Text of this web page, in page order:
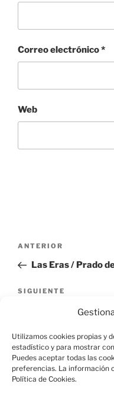
Utilizamos cookies propias y
estadístico y para mostrar
Puedes aceptar todas las
preferencias. La información
Política de Cookies.
Correo electrónico*
Web
Navegación
entradas
Entrada
anterior:
ANTERIOR
Las Eras / Prado
Siguiente
SIGUIENTE
San Ignacio / Ciudad